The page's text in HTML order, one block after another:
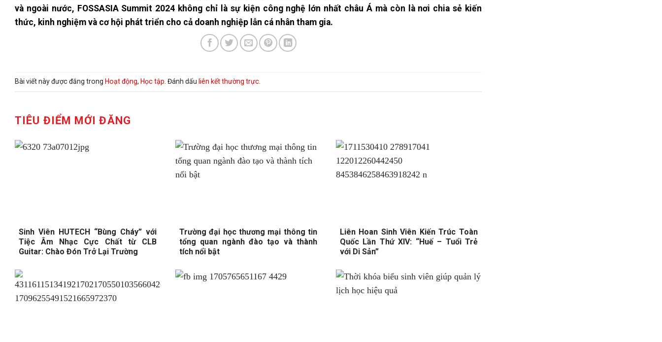
và ngoài nước, FOSSASIA Summit 2024 không chỉ là sự kiện công nghệ lớn nhất châu Á mà còn là nơi chia sẻ kiến
thức, kinh nghiệm và cơ hội phát triển cho cả doanh nghiệp lẫn cá nhân tham gia.
Bài viết này được đăng trong Hoạt động, Học tập. Đánh dấu liên kết thường trực.
TIÊU ĐIỂM MỚI ĐĂNG
Sinh Viên HUTECH “Bùng Cháy” với
Tiệc Âm Nhạc Cực Chất từ CLB
Guitar: Chào Đón Trở Lại Trường
Trường đại học thương mại thông tin
tổng quan ngành đào tạo và thành
tích nổi bật
Liên Hoan Sinh Viên Kiến Trúc Toàn
Quốc Lần Thứ XIV: “Huế – Tuổi Trẻ
với Di Sản”